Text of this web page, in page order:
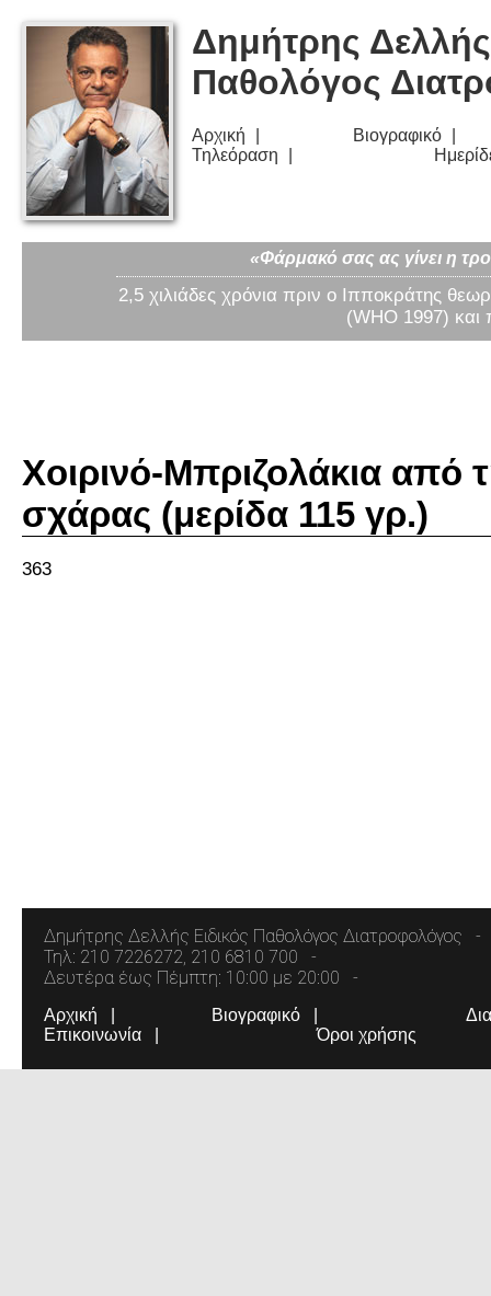
Δημήτρης
Παθολόγος
Αρχική
Βιογραφικό
Τηλεόραση
«Φάρμακό σας ας γίνει η
2,5 χιλιάδες χρόνια πριν ο Ιπποκράτης
(WHO 1997) και
Χοιρινό-Μπριζολάκια από
σχάρας (μερίδα 115 γρ.)
363
Δημήτρης Δελλής Ειδικός Παθολόγος Διατροφολόγος
Τηλ: 210 7226272, 210 6810 700
Δευτέρα έως Πέμπτη: 10:00 με 20:00
Αρχική Βιογραφικό
Επικοινωνία
Όροι χρήσης